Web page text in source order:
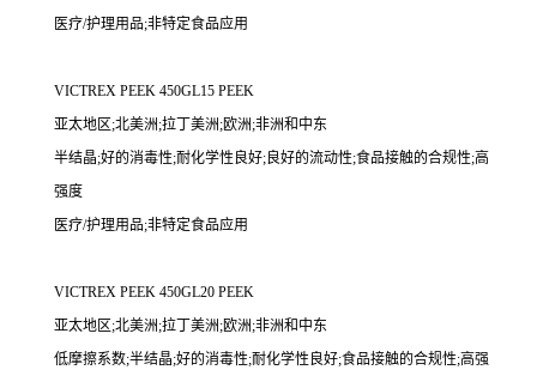
医疗/护理用品;非特定食品应用
VICTREX PEEK 450GL15 PEEK
亚太地区;北美洲;拉丁美洲;欧洲;非洲和中东
半结晶;好的消毒性;耐化学性良好;良好的流动性;食品接触的合规性;高
强度
医疗/护理用品;非特定食品应用
VICTREX PEEK 450GL20 PEEK
亚太地区;北美洲;拉丁美洲;欧洲;非洲和中东
低摩擦系数;半结晶;好的消毒性;耐化学性良好;食品接触的合规性;高强